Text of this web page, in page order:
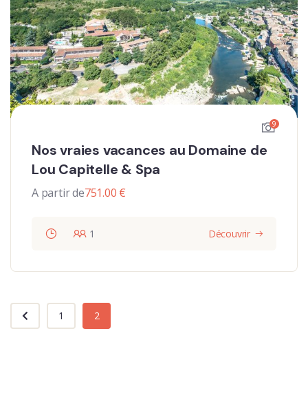
9
Nos vraies vacances au Domaine de
Lou Capitelle & Spa
A partir de751.00 €
1 Découvrir
1 2